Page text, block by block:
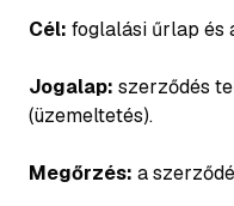
Cél: foglalási űrlap és
Jogalap: szerződés
(üzemeltetés).
Megőrzés: a